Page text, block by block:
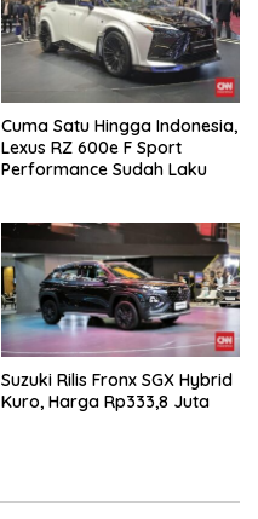
Cuma Satu Hingga Indonesia,
Lexus RZ 600e F Sport
Performance Sudah Laku
Suzuki Rilis Fronx SGX Hybrid
Kuro, Harga Rp333,8 Juta